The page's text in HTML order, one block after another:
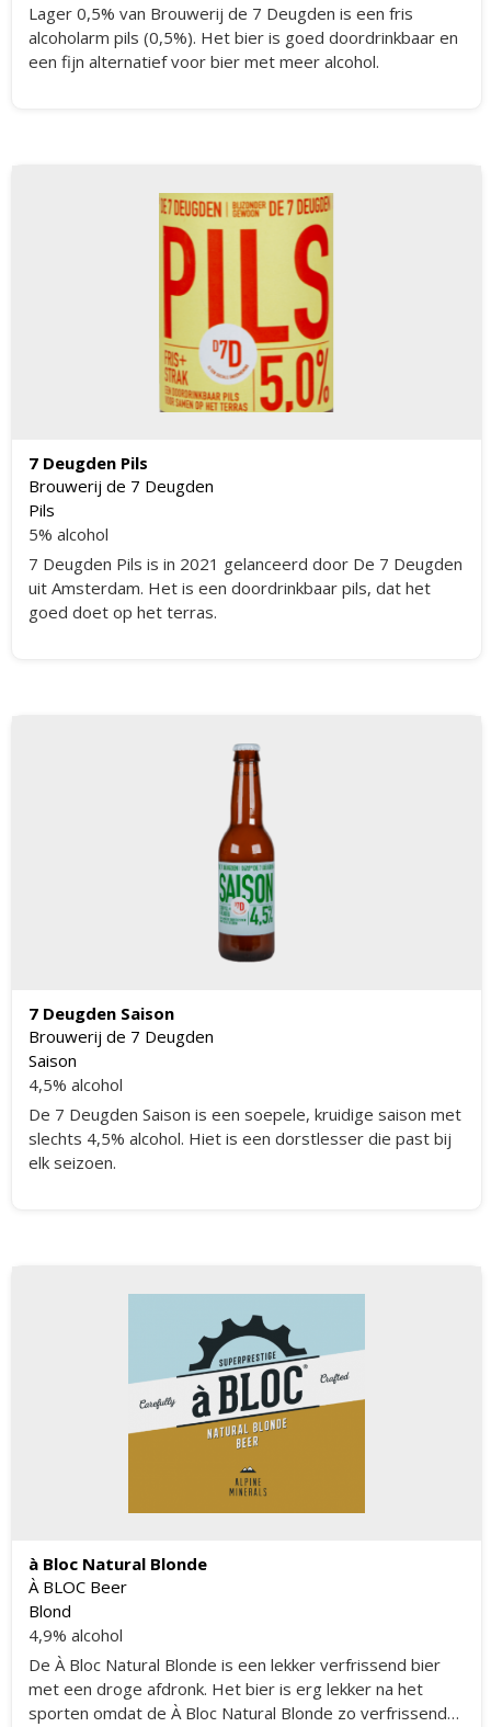
Lager 0,5% van Brouwerij de 7 Deugden is een fris
alcoholarm pils (0,5%). Het bier is goed doordrinkbaar en
een fijn alternatief voor bier met meer alcohol.
7 Deugden Pils
Brouwerij de 7 Deugden
Pils
5% alcohol
7 Deugden Pils is in 2021 gelanceerd door De 7 Deugden
uit Amsterdam. Het is een doordrinkbaar pils, dat het
goed doet op het terras.
7 Deugden Saison
Brouwerij de 7 Deugden
Saison
4,5% alcohol
De 7 Deugden Saison is een soepele, kruidige saison met
slechts 4,5% alcohol. Hiet is een dorstlesser die past bij
elk seizoen.
à Bloc Natural Blonde
À BLOC Beer
Blond
4,9% alcohol
De À Bloc Natural Blonde is een lekker verfrissend bier
met een droge afdronk. Het bier is erg lekker na het
sporten omdat de À Bloc Natural Blonde zo verfrissend